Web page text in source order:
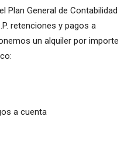
Plan General de Contabilidad
retenciones y pagos a
un alquiler por importe
a cuenta